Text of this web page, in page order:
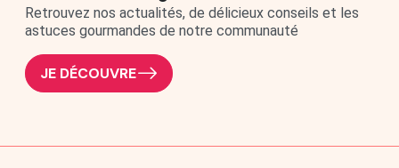
Retrouvez nos actualités, de délicieux conseils et les
astuces gourmandes de notre communauté
JE DÉCOUVRE